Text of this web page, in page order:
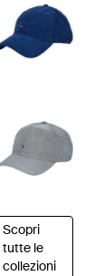
Scopri
tutte le
collezioni